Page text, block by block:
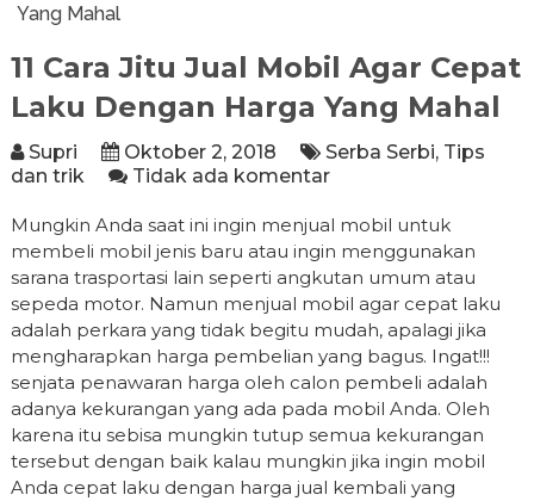
Yang Mahal
11 Cara Jitu Jual Mobil Agar Cepat
Laku Dengan Harga Yang Mahal
Supri Oktober 2, 2018 Serba Serbi, Tips
dan trik
Tidak ada komentar
Mungkin Anda saat ini ingin menjual mobil untuk
membeli mobil jenis baru atau ingin menggunakan
sarana trasportasi lain seperti angkutan umum atau
sepeda motor. Namun menjual mobil agar cepat laku
adalah perkara yang tidak begitu mudah, apalagi jika
mengharapkan harga pembelian yang bagus. Ingat!!!
senjata penawaran harga oleh calon pembeli adalah
adanya kekurangan yang ada pada mobil Anda. Oleh
karena itu sebisa mungkin tutup semua kekurangan
tersebut dengan baik kalau mungkin jika ingin mobil
Anda cepat laku dengan harga jual kembali yang